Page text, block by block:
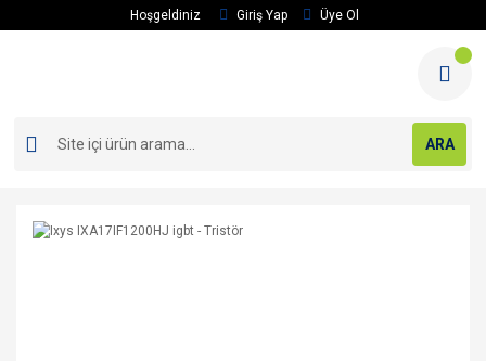
Hoşgeldiniz Giriş Yap Üye Ol
ARA